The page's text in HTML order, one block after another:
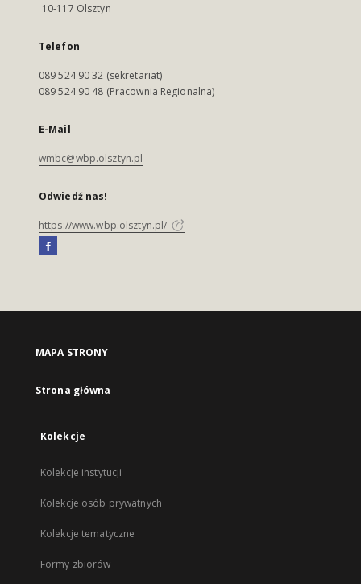
10-117 Olsztyn
Telefon
089 524 90 32 (sekretariat)
089 524 90 48 (Pracownia Regionalna)
E-Mail
wmbc@wbp.olsztyn.pl
Odwiedź nas!
https://www.wbp.olsztyn.pl/
MAPA STRONY
Strona główna
Kolekcje
Kolekcje instytucji
Kolekcje osób prywatnych
Kolekcje tematyczne
Formy zbiorów